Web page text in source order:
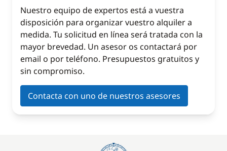
Nuestro equipo de expertos está a vuestra
disposición para organizar vuestro alquiler a
medida. Tu solicitud en línea será tratada con la
mayor brevedad. Un asesor os contactará por
email o por teléfono. Presupuestos gratuitos y
sin compromiso.
Contacta con uno de nuestros asesores